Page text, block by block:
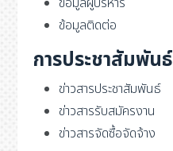
ข้อมูลติดต่อ
การประชาสัมพันธ์
ข่าวสารประชาสัมพันธ์
ข่าวสารรับสมัครงาน
ข่าวสารจัดซื้อจัดจ้าง